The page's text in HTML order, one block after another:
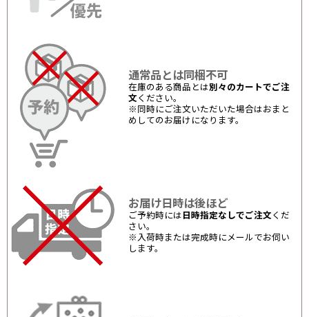
通常品とは同梱不可
在庫のある商品とは別々のカートでご注
文 ください。
※同時にご注文いただいた場合はおまと
めしてのお届けになります。
お届け日時は後ほど
ご予約時には 日時指定なしでご注文 くだ
さい。
※入荷時または完成時にメールでお伺い
します。